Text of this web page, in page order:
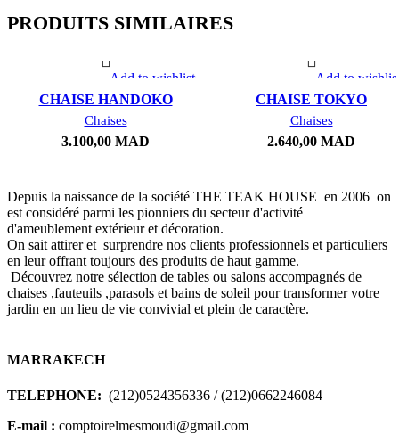
PRODUITS SIMILAIRES
Add to wishlist
CHAISE HANDOKO
Chaises
3.100,00 MAD
Add to
CHAISE TOKYO
Chaises
2.640,00 MAD
Depuis la naissance de la société THE TEAK HOUSE en 2006 on
est considéré parmi les pionniers du secteur d'activité
d'ameublement extérieur et décoration.
On sait attirer et surprendre nos clients professionnels et particuliers
en leur offrant toujours des produits de haut gamme.
Découvrez notre sélection de tables ou salons accompagnés de
chaises ,fauteuils ,parasols et bains de soleil pour transformer votre
jardin en un lieu de vie convivial et plein de caractère.
MARRAKECH
TELEPHONE: (212)0524356336 / (212)0662246084
E-mail : comptoirelmesmoudi@gmail.com